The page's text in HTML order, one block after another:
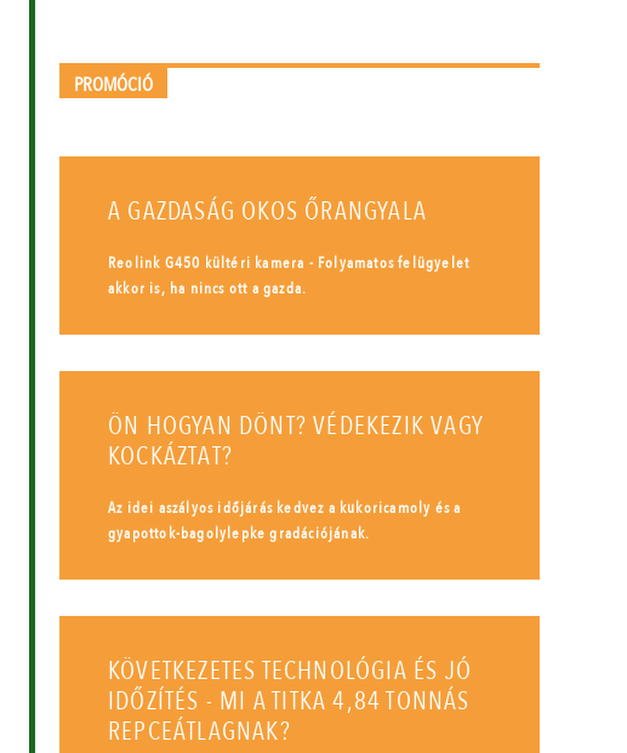
PROMÓCIÓ
A GAZDASÁG OKOS ŐRANGYALA
Reolink G450 kültéri kamera - Folyamatos felügyelet
akkor is, ha nincs ott a gazda.
ÖN HOGYAN DÖNT? VÉDEKEZIK VAGY
KOCKÁZTAT?
Az idei aszályos időjárás kedvez a kukoricamoly és a
gyapottok-bagolylepke gradációjának.
KÖVETKEZETES TECHNOLÓGIA ÉS JÓ
IDŐZÍTÉS - MI A TITKA 4,84 TONNÁS
REPCEÁTLAGNAK?